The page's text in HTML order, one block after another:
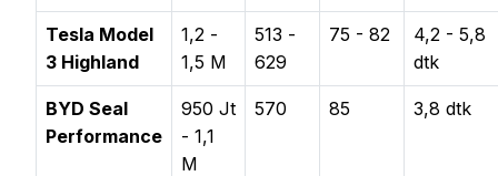
Tesla Model
3 Highland
1,2 -
1,5 M
513 -
629
75 - 82
4,2 - 5,8
dtk
BYD Seal
Performance
950 Jt
- 1,1
M
570 85 3,8 dtk